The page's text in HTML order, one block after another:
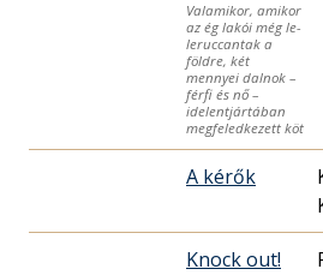
Valamikor, amikor
az ég lakói még le-
leruccantak a
földre, két
mennyei dalnok –
férfi és nő –
idelentjártában
megfeledkezett köt
A kérők
Knock out!